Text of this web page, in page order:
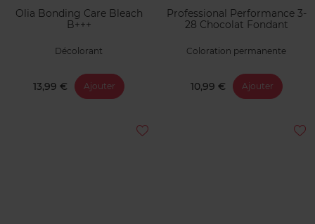
Olia Bonding Care Bleach
B+++
Décolorant
13,99 € Ajouter
Professional Performance 3-
28 Chocolat Fondant
Coloration permanente
10,99 € Ajouter